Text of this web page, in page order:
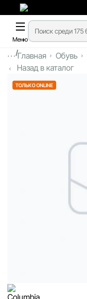
Меню
...Главная Обувь
Назад в каталог
ТОЛЬКО ONLINE